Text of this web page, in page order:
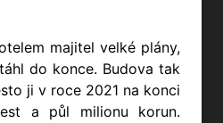
majitel velké plány,
do konce. Budova tak
ji v roce 2021 na konci
a půl milionu korun.